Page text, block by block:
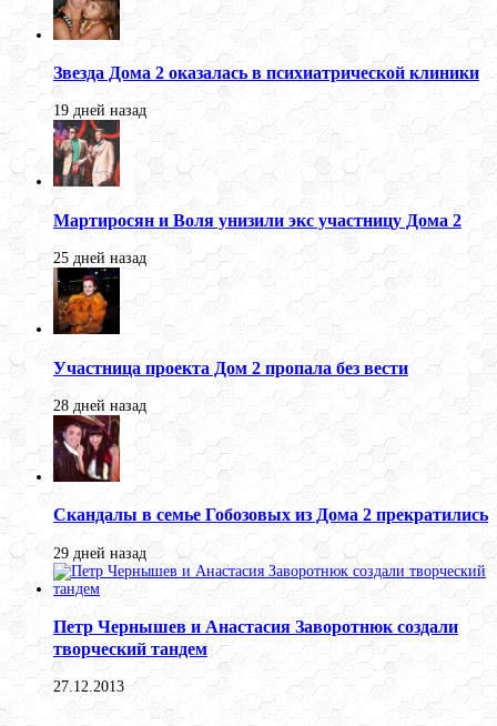
Звезда Дома 2 оказалась в психиатрической клиники
19 дней назад
Мартиросян и Воля унизили экс участницу Дома 2
25 дней назад
Участница проекта Дом 2 пропала без вести
28 дней назад
Скандалы в семье Гобозовых из Дома 2 прекратились
29 дней назад
Петр Чернышев и Анастасия Заворотнюк создали
творческий тандем
27.12.2013